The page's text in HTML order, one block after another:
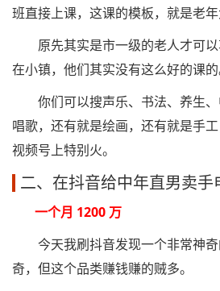
班直接上课，这课的模板，就是老年
原先其实是市一级的老人才可以
在小镇，他们其实没有这么好的课的
你们可以搜声乐、书法、养生、
唱歌，还有就是绘画，还有就是手
视频号上特别火。
二、在抖音给中年直男卖手
一个月 1200 万
今天我刷抖音发现一个非常神奇
奇，但这个品类赚钱赚的贼多。